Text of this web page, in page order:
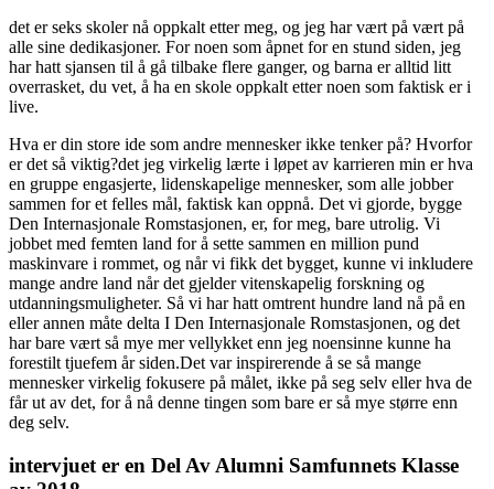
det er seks skoler nå oppkalt etter meg, og jeg har vært på vært på
alle sine dedikasjoner. For noen som åpnet for en stund siden, jeg
har hatt sjansen til å gå tilbake flere ganger, og barna er alltid litt
overrasket, du vet, å ha en skole oppkalt etter noen som faktisk er i
live.
Hva er din store ide som andre mennesker ikke tenker på? Hvorfor
er det så viktig?det jeg virkelig lærte i løpet av karrieren min er hva
en gruppe engasjerte, lidenskapelige mennesker, som alle jobber
sammen for et felles mål, faktisk kan oppnå. Det vi gjorde, bygge
Den Internasjonale Romstasjonen, er, for meg, bare utrolig. Vi
jobbet med femten land for å sette sammen en million pund
maskinvare i rommet, og når vi fikk det bygget, kunne vi inkludere
mange andre land når det gjelder vitenskapelig forskning og
utdanningsmuligheter. Så vi har hatt omtrent hundre land nå på en
eller annen måte delta I Den Internasjonale Romstasjonen, og det
har bare vært så mye mer vellykket enn jeg noensinne kunne ha
forestilt tjuefem år siden.Det var inspirerende å se så mange
mennesker virkelig fokusere på målet, ikke på seg selv eller hva de
får ut av det, for å nå denne tingen som bare er så mye større enn
deg selv.
intervjuet er en Del Av Alumni Samfunnets Klasse